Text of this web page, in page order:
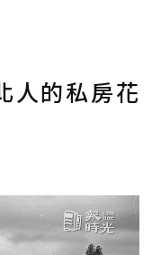
人的私房花